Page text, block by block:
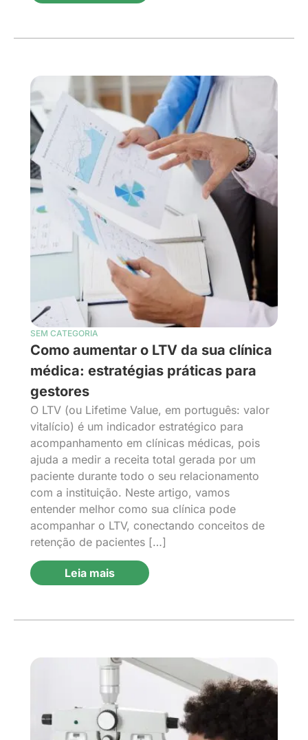
SEM CATEGORIA
Como aumentar o LTV da sua clínica
médica: estratégias práticas para
gestores
O LTV (ou Lifetime Value, em português: valor
vitalício) é um indicador estratégico para
acompanhamento em clínicas médicas, pois
ajuda a medir a receita total gerada por um
paciente durante todo o seu relacionamento
com a instituição. Neste artigo, vamos
entender melhor como sua clínica pode
acompanhar o LTV, conectando conceitos de
retenção de pacientes […]
Leia mais